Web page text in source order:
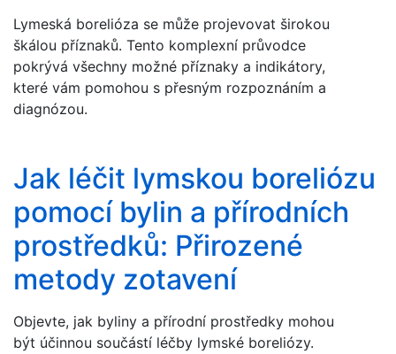
Lymeská borelióza se může projevovat širokou
škálou příznaků. Tento komplexní průvodce
pokrývá všechny možné příznaky a indikátory,
které vám pomohou s přesným rozpoznáním a
diagnózou.
Jak léčit lymskou boreliózu
pomocí bylin a přírodních
prostředků: Přirozené
metody zotavení
Objevte, jak byliny a přírodní prostředky mohou
být účinnou součástí léčby lymské boreliózy.